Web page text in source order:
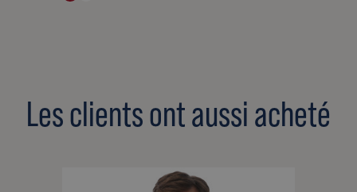
Les clients ont aussi acheté